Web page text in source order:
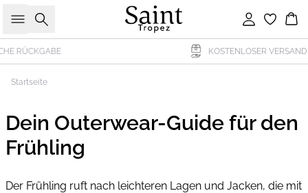
Suche Einloggen
KOSTENLOSER VERSAND BEI KÄUFEN ÜBER CHF 69
Startseite
Dein Outerwear-Guide für den
Frühling
Der Frühling ruft nach leichteren Lagen und Jacken, die mit